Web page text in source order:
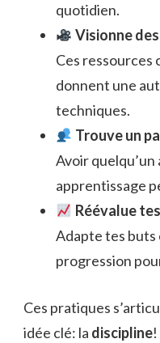
quotidien.
Visionne
Ces ressources
donnent une
techniques.
Trouve un
Avoir
apprentissage
Réévalue
Adapte tes
progression
Ces pratiques
idée clé: la discipline